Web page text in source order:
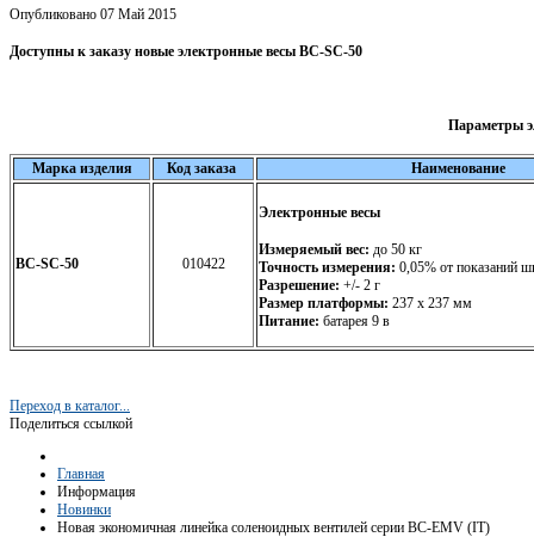
Опубликовано 07 Май 2015
Доступны к заказу новые электронные весы BC-SC-50
Параметры
Марка изделия Код заказа Наименование
BC-SC-50 010422
Электронные весы
Измеряемый вес: до 50 кг
Точность измерения: 0,05% от показаний
Разрешение: +/- 2 г
Размер платформы: 237 х 237 мм
Питание: батарея 9 в
Переход в каталог...
Поделиться ссылкой
Главная
Информация
Новинки
Новая экономичная линейка соленоидных вентилей серии BC-EMV (IT)